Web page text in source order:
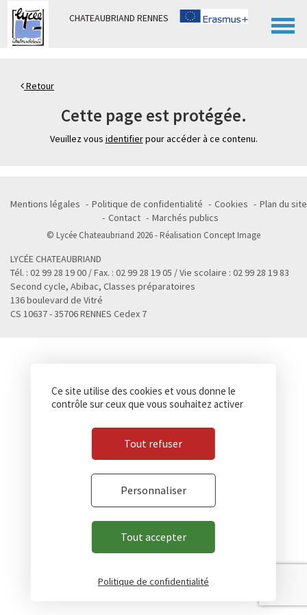
CHATEAUBRIAND RENNES
Retour
Cette page est protégée.
Veuillez vous identifierpour accéder à ce contenu.
Mentions légales Politique de confidentialité Cookies
Plan du site
Contact
Marchés publics
© Lycée Chateaubriand 2026 - Réalisation Concept Image
LYCÉE CHATEAUBRIAND
Tél. : 02 99 28 19 00 / Fax. : 02 99 28 19 05 / Vie scolaire : 02 99 28 19 83
Second cycle, Abibac, Classes préparatoires
136 boulevard de Vitré
CS 10637 - 35706 RENNES Cedex 7
Panneau de gestion des cookies
Ce site utilise des cookies et vous donne le
contrôle sur ceux que vous souhaitez activer
Tout accepter
Tout refuser
Personnaliser
Politique de confidentialité